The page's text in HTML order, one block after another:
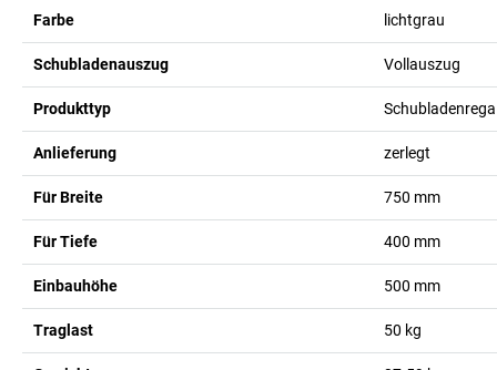
Farbe lichtgrau
Schubladenauszug Vollauszug
Produkttyp
Anlieferung zerlegt
Für Breite 750 mm
Für Tiefe 400 mm
Einbauhöhe 500 mm
Traglast 50 kg